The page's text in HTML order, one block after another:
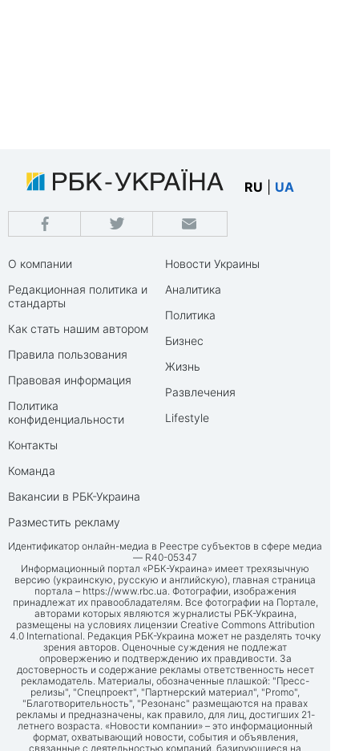
RU UA
О компании
Редакционная политика и
стандарты
Как стать нашим автором
Правила пользования
Правовая информация
Политика
конфиденциальности
Контакты
Команда
Вакансии в РБК-Украина
Разместить рекламу
Новости Украины
Аналитика
Политика
Бизнес
Жизнь
Развлечения
Lifestyle
Идентификатор онлайн-медиа в Реестре субъектов в сфере медиа
— R40-05347
Информационный портал «РБК-Украина» имеет трехязычную
версию (украинскую, русскую и английскую), главная страница
портала – https://www.rbc.ua. Фотографии, изображения
принадлежат их правообладателям. Все фотографии на Портале,
авторами которых являются журналисты РБК-Украина,
размещены на условиях лицензии Creative Commons Attribution
4.0 International. Редакция РБК-Украина может не разделять точку
зрения авторов. Оценочные суждения не подлежат
опровержению и подтверждению их правдивости. За
достоверность и содержание рекламы ответственность несет
рекламодатель. Материалы, обозначенные плашкой: "Пресс-
релизы", "Спецпроект", "Партнерский материал", "Promo",
"Благотворительность", "Резонанс" размещаются на правах
рекламы и предназначены, как правило, для лиц, достигших 21-
летнего возраста. «Новости компании» – это информационный
формат, охватывающий новости, события и объявления,
связанные с деятельностью компаний, базирующиеся на